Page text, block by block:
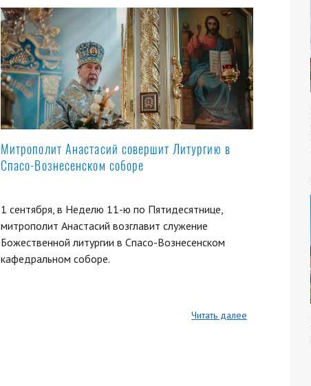
Митрополит Анастасий совершит Литургию в
Спасо-Вознесенском соборе
1 сентября, в Неделю 11-ю по Пятидесятнице,
митрополит Анастасий возглавит служение
Божественной литургии в Спасо-Вознесенском
кафедральном соборе.
Читать далее